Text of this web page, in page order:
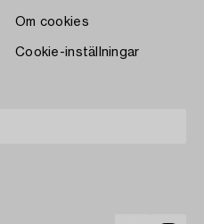
Om cookies
Cookie-inställningar